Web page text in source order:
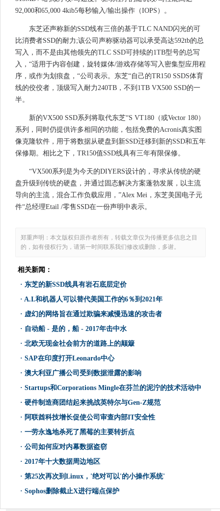
92,000和65,000 4kib5每秒输入/输出操作（IOPS）。
东芝还声称新的SSD线有三倍的基于TLC NAND闪光的可
比消费者SSD的耐力;该公司声称驱动器可以承受高达592tb的总
写入，而不是由其他领先的TLC SSD可持续的1TB型号的总写
入，“适用于内容创建，旋转媒体/游戏存储等写入密集型应用程
序，或作为划痕盘，“公司表示。东芝“自己的TR150 SSDS体育
线的佼佼者，顶级写入耐力240TB，不到1TB VX500 SSD的一
半。
新的VX500 SSD系列将取代东芝“S VT180（或Vector 180）
系列，同时仍提供许多相同的功能，包括免费的Acronis真实图
像克隆软件，用于将数据从硬盘到新SSD迁移到新的SSD和五年
保修期。相比之下，TR150值SSD线具有三年有限保修。
“VX500系列是为今天的DIYERS设计的，寻求从传统的硬
盘升级到传统的硬盘，并通过固态解决方案蓬勃发展，以主流
导向的主流，混合工作负载应用，”Alex Mei，东芝美国电子元
件“总经理Etail /零售SSD在一份声明中表示。
郑重声明：本文版权归原作者所有，转载文章仅为传播更多信息之目
的，如有侵权行为，请第一时间联系我们修改或删除，多谢。
相关新闻：
· 东芝的新SSD线具有岩石底层定价
· A.I.和机器人可以替代美国工作的6％到2021年
· 虚幻的网络旨在通过欺骗来减慢迅速的攻击者
· 自动船 - 是的，船 - 2017年击中水
· 北欧无现金社会前方的道路上的颠簸
· SAP在印度打开Leonardo中心
· 澳大利亚广播公司受到数据泄露的影响
· Startups和Corporations Mingle在芬兰的泥泞的技术活动中
· 硬件制造商团结起来挑战英特尔与Gen-Z规范
· 阿联酋科技增长促使公司审查内部IT安全性
· 一劳永逸地杀死了黑莓的主要转折点
· 公司如何应对内幕数据盗窃
· 2017年十大数据周边地区
· 第25次再次到Linux，'绝对可以'的小操作系统'
· Sophos删除截止X进行端点保护